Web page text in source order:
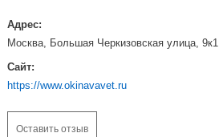
Адрес:
Москва, Большая Черкизовская улица, 9к1
Сайт:
https://www.okinavavet.ru
Оставить отзыв